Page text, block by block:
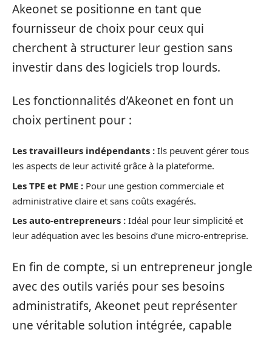
Akeonet se positionne en tant que
fournisseur de choix pour ceux qui
cherchent à structurer leur gestion sans
investir dans des logiciels trop lourds.
Les fonctionnalités d’Akeonet en font un
choix pertinent pour :
Les travailleurs indépendants : Ils peuvent gérer tous
les aspects de leur activité grâce à la plateforme.
Les TPE et PME : Pour une gestion commerciale et
administrative claire et sans coûts exagérés.
Les auto-entrepreneurs : Idéal pour leur simplicité et
leur adéquation avec les besoins d’une micro-entreprise.
En fin de compte, si un entrepreneur jongle
avec des outils variés pour ses besoins
administratifs, Akeonet peut représenter
une véritable solution intégrée, capable